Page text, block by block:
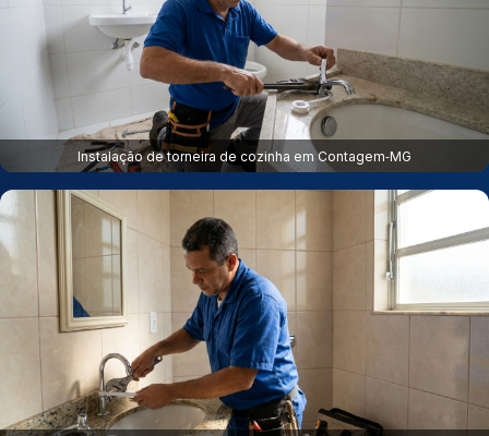
Instalação de torneira de cozinha em Contagem‑MG